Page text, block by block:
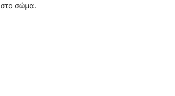
στο σώμα.